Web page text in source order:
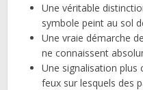
Une véritable
symbole peint au sol
Une vraie démarche
ne connaissent
Une signalisation plus
feux sur lesquels des